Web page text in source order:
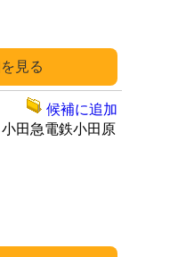
小田急電鉄小田原
候補に追加